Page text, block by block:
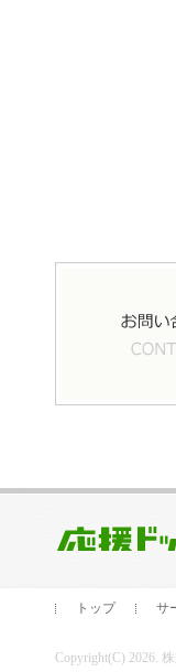
トップ サ
Copyright(C) 2026.